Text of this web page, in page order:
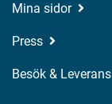
Mina sidor
Press
Besök & Leverans